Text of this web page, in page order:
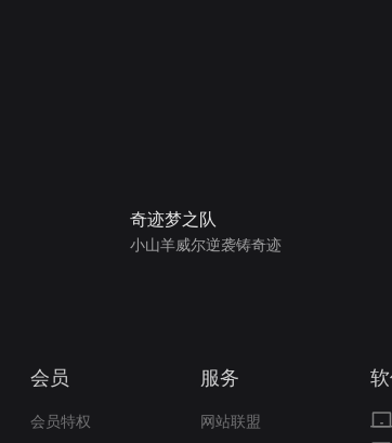
奇迹梦之队
小山羊威尔逆袭铸奇迹
会员
会员特权
服务
网站联盟